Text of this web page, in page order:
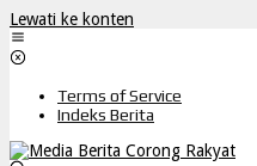
Lewati ke konten
Terms of Service
Indeks Berita